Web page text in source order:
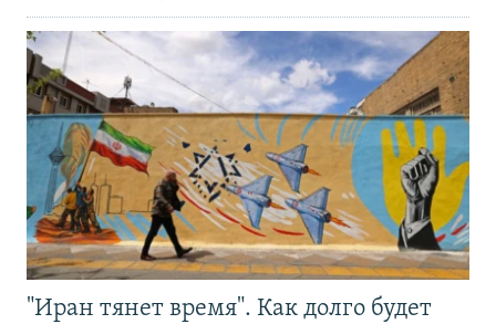
"Иран тянет время". Как долго будет